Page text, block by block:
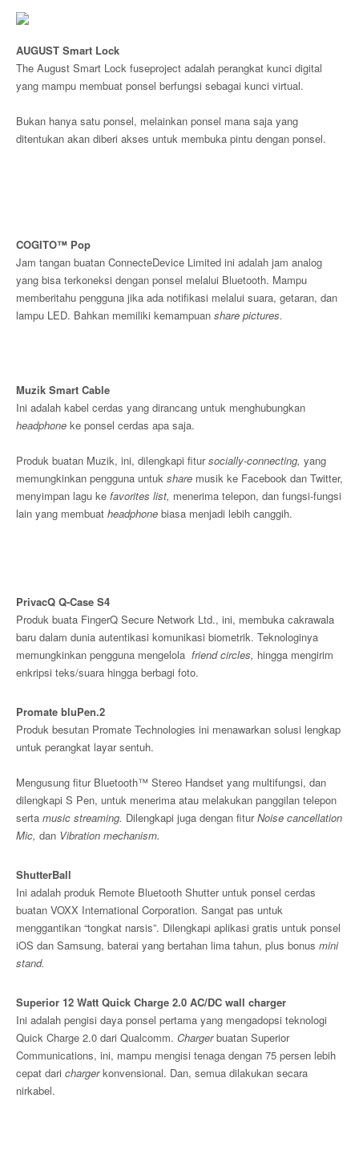
AUGUST Smart Lock
The August Smart Lock fuseproject adalah perangkat kunci digital
yang mampu membuat ponsel berfungsi sebagai kunci virtual.
Bukan hanya satu ponsel, melainkan ponsel mana saja yang
ditentukan akan diberi akses untuk membuka pintu dengan ponsel.
COGITO™ Pop
Jam tangan buatan ConnecteDevice Limited ini adalah jam analog
yang bisa terkoneksi dengan ponsel melalui Bluetooth. Mampu
memberitahu pengguna jika ada notifikasi melalui suara, getaran, dan
lampu LED. Bahkan memiliki kemampuan share pictures.
Muzik Smart Cable
Ini adalah kabel cerdas yang dirancang untuk menghubungkan
headphone ke ponsel cerdas apa saja.
Produk buatan Muzik, ini, dilengkapi fitursocially-connecting, yang
memungkinkan pengguna untuk share musik ke Facebook dan Twitter,
menyimpan lagu ke favorites list, menerima telepon, dan fungsi-fungsi
lain yang membuat headphone biasa menjadi lebih canggih.
PrivacQ Q-Case S4
Produk buata FingerQ Secure Network Ltd., ini, membuka cakrawala
baru dalam dunia autentikasi komunikasi biometrik. Teknologinya
memungkinkan pengguna mengelola friend circles, hingga mengirim
enkripsi teks/suara hingga berbagi foto.
Promate bluPen.2
Produk besutan Promate Technologies ini menawarkan solusi lengkap
untuk perangkat layar sentuh.
Mengusung fitur Bluetooth™ Stereo Handset yang multifungsi, dan
dilengkapi S Pen, untuk menerima atau melakukan panggilan telepon
serta music streaming. Dilengkapi juga dengan fiturNoise cancellation
Mic, dan Vibration mechanism.
ShutterBall
Ini adalah produk Remote Bluetooth Shutter untuk ponsel cerdas
buatan VOXX International Corporation. Sangat pas untuk
menggantikan “tongkat narsis”. Dilengkapi aplikasi gratis untuk ponsel
iOS dan Samsung, baterai yang bertahan lima tahun, plus bonus mini
stand.
Superior 12 Watt Quick Charge 2.0 AC/DC wall charger
Ini adalah pengisi daya ponsel pertama yang mengadopsi teknologi
Quick Charge 2.0 dari Qualcomm. Chargerbuatan Superior
Communications, ini, mampu mengisi tenaga dengan 75 persen lebih
cepat dari chargerkonvensional. Dan, semua dilakukan secara
nirkabel.